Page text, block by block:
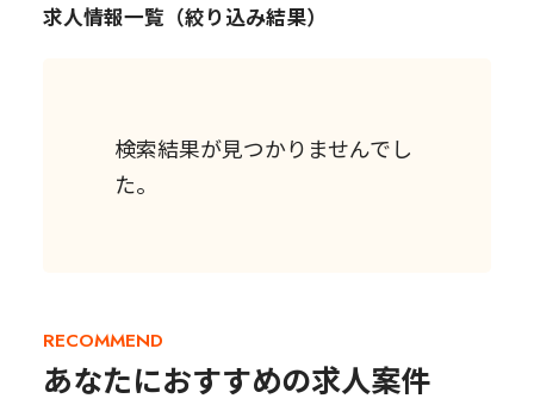
求人情報一覧（絞り込み結果）
検索結果が見つかりませんでし
た。
RECOMMEND
あなたにおすすめの求人案件